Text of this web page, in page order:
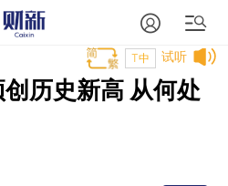
试听
T中
历史新高 从何处